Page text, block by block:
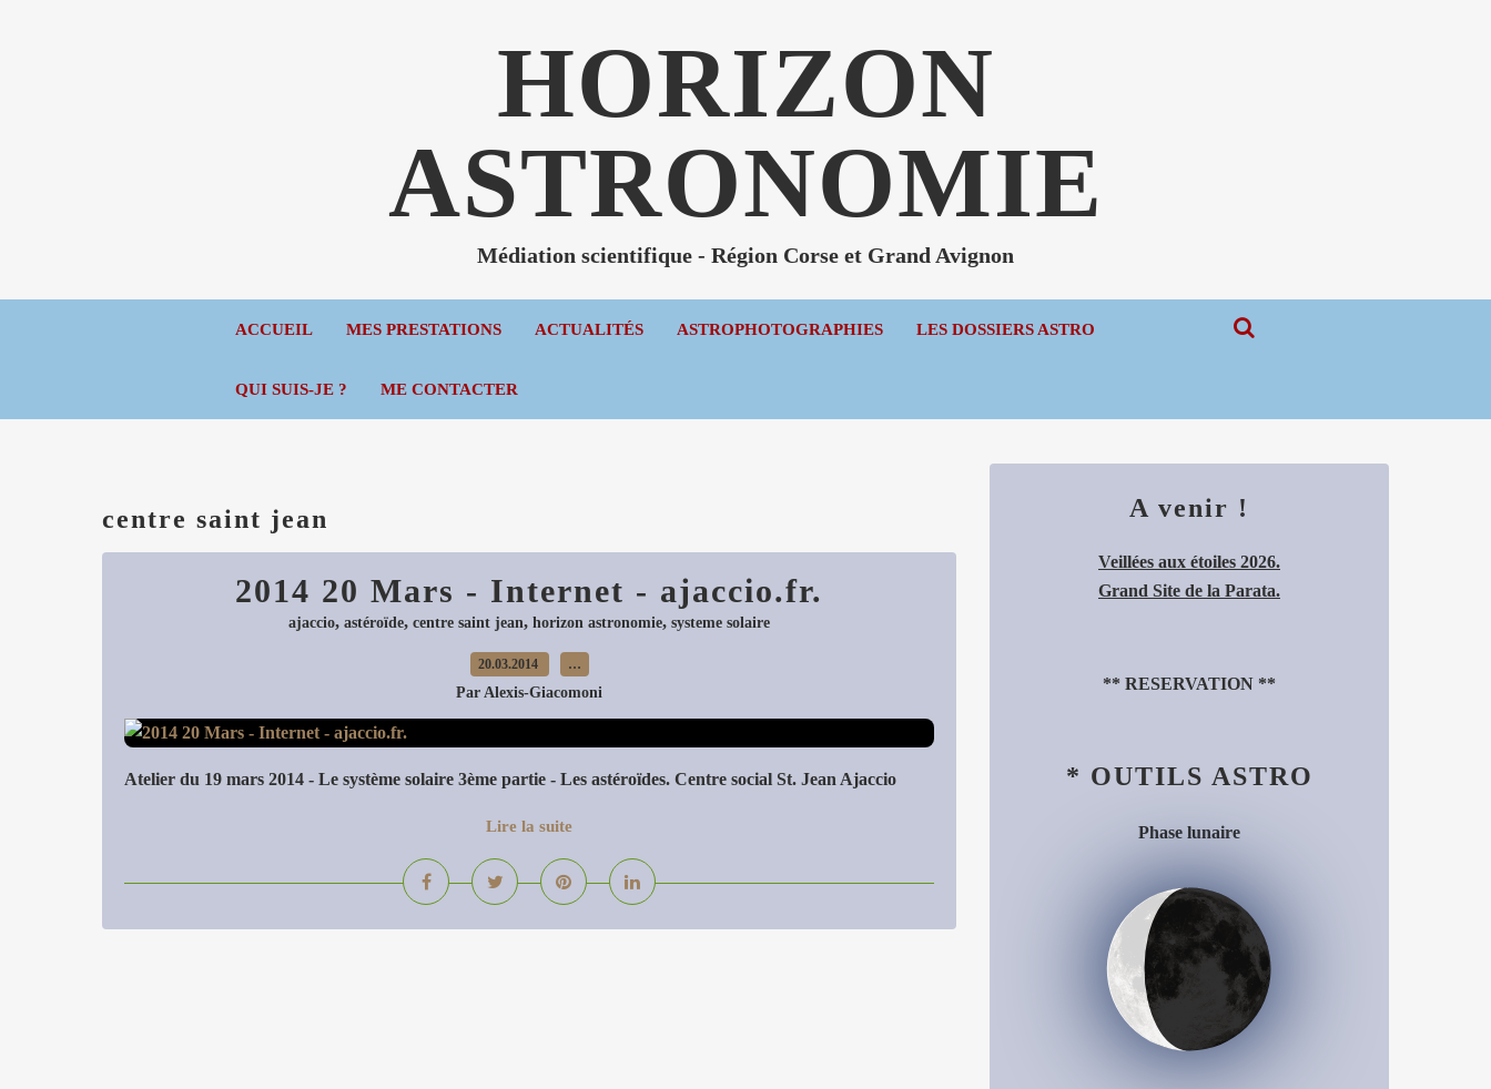
HORIZON
ASTRONOMIE
Médiation scientifique - Région Corse et Grand Avignon
ACCUEIL MES PRESTATIONS ACTUALITÉS ASTROPHOTOGRAPHIES LES DOSSIERS ASTRO
QUI SUIS-JE ? ME CONTACTER
centre saint jean
2014 20 Mars - Internet - ajaccio.fr.
ajaccio, astéroïde, centre saint jean, horizon astronomie, systeme solaire
20.03.2014 …
Par Alexis-Giacomoni
Atelier du 19 mars 2014 - Le système solaire 3ème partie - Les astéroïdes. Centre social St. Jean Ajaccio
Lire la suite
A venir !
Veillées aux étoiles 2026.
Grand Site de la Parata.
** RESERVATION **
* OUTILS ASTRO
Phase lunaire
Décroissant (23%)